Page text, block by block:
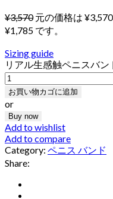
¥3,570 元の価格は ¥3,570
¥1,785 です。
Sizing guide
リアル生感触ペニスバン
お買い物カゴに追加
or
Buy now
Add to wishlist
Add to compare
Category: ペニス バンド
Share: